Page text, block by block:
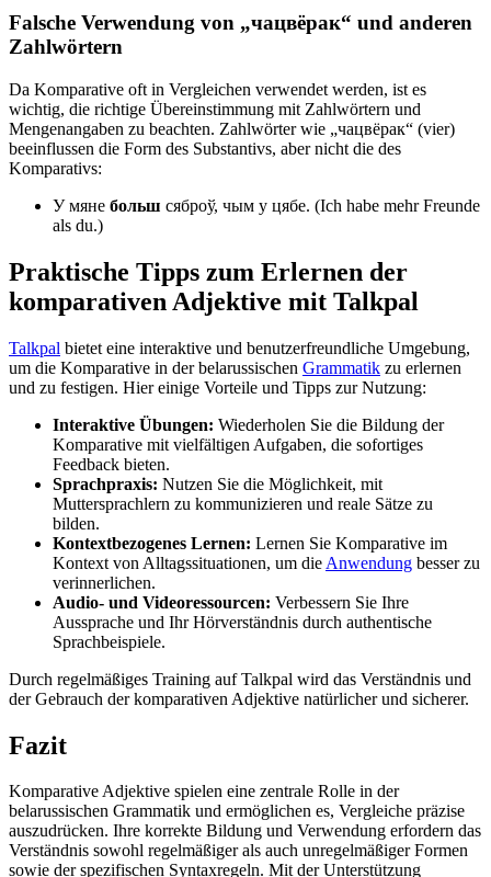
Falsche Verwendung von „чацвёрак“ und anderen
Zahlwörtern
Da Komparative oft in Vergleichen verwendet werden, ist es
wichtig, die richtige Übereinstimmung mit Zahlwörtern und
Mengenangaben zu beachten. Zahlwörter wie „чацвёрак“ (vier)
beeinflussen die Form des Substantivs, aber nicht die des
Komparativs:
У мяне больш сяброў, чым у цябе. (Ich habe mehr Freunde
als du.)
Praktische Tipps zum Erlernen der
komparativen Adjektive mit Talkpal
Talkpal bietet eine interaktive und benutzerfreundliche Umgebung,
um die Komparative in der belarussischen Grammatik zu erlernen
und zu festigen. Hier einige Vorteile und Tipps zur Nutzung:
Interaktive Übungen: Wiederholen Sie die Bildung der
Komparative mit vielfältigen Aufgaben, die sofortiges
Feedback bieten.
Sprachpraxis: Nutzen Sie die Möglichkeit, mit
Muttersprachlern zu kommunizieren und reale Sätze zu
bilden.
Kontextbezogenes Lernen: Lernen Sie Komparative im
Kontext von Alltagssituationen, um die Anwendung besser zu
verinnerlichen.
Audio- und Videoressourcen: Verbessern Sie Ihre
Aussprache und Ihr Hörverständnis durch authentische
Sprachbeispiele.
Durch regelmäßiges Training auf Talkpal wird das Verständnis und
der Gebrauch der komparativen Adjektive natürlicher und sicherer.
Fazit
Komparative Adjektive spielen eine zentrale Rolle in der
belarussischen Grammatik und ermöglichen es, Vergleiche präzise
auszudrücken. Ihre korrekte Bildung und Verwendung erfordern das
Verständnis sowohl regelmäßiger als auch unregelmäßiger Formen
sowie der spezifischen Syntaxregeln. Mit der Unterstützung